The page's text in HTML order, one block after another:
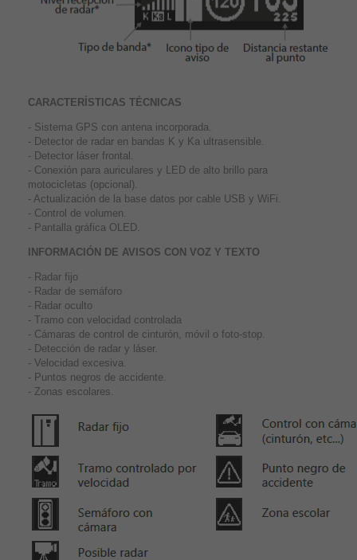
CARACTERÍSTICAS TÉCNICAS
- Sistema GPS con antena incorporada.
- Detector de radar en bandas K y Ka ultrasensible.
- Detector láser frontal.
- Conexión para auriculares y LED de alto brillo para
motocicletas (opcional).
- Actualización de la base datos por cable USB y WiFi.
- Control de volumen.
- Pantalla gráfica OLED.
INFORMACIÓN DE AVISOS CON VOZ Y TEXTO
- Radar fijo
- Radar de semáforo
- Radar oculto
- Tramo con velocidad controlada
- Cámaras de control de cinturón, móvil o foto-stop.
- Detección de radar y láser.
- Velocidad excesiva.
- Puntos negros de accidente.
- Zonas escolares.